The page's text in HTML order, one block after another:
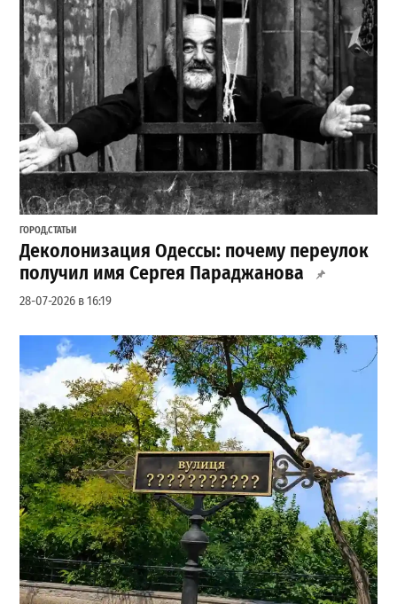
ГОРОД,СТАТЬИ
Деколонизация Одессы: почему переулок
получил имя Сергея Параджанова
28-07-2026 в 16:19